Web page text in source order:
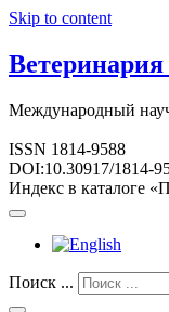
Skip to content
Международный
ISSN 1814-9588
DOI:10.30917/1814-
Индекс в каталоге
Поиск ...